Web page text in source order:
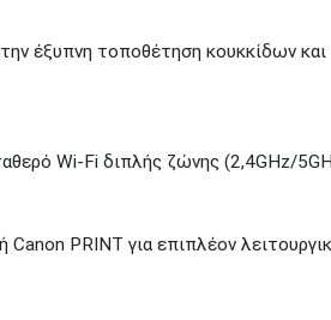
έξυπνη τοποθέτηση κουκκίδων
Wi-Fi διπλής ζώνης (2,4GHz/
PRINT για επιπλέον